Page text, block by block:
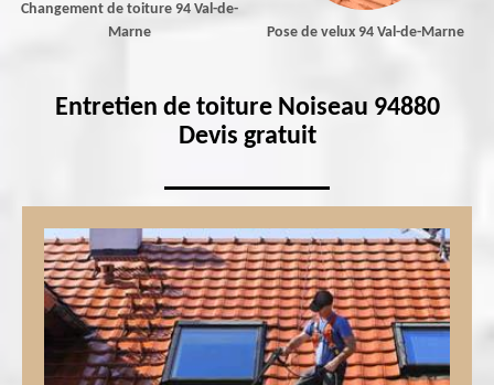
Changement de toiture 94 Val-de-
Marne
Pose de velux 94 Val-de-Marne
Entretien de toiture Noiseau 94880
Devis gratuit